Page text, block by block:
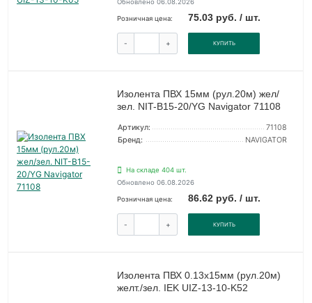
Обновлено 06.08.2026
Розничная цена: 75.03 руб. / шт.
- + КУПИТЬ
Изолента ПВХ 15мм (рул.20м) жел/
зел. NIT-B15-20/YG Navigator 71108
Артикул:
71108
Бренд:
NAVIGATOR
На складе 404 шт.
Обновлено 06.08.2026
Розничная цена: 86.62 руб. / шт.
- + КУПИТЬ
Изолента ПВХ 0.13х15мм (рул.20м)
желт./зел. IEK UIZ-13-10-K52